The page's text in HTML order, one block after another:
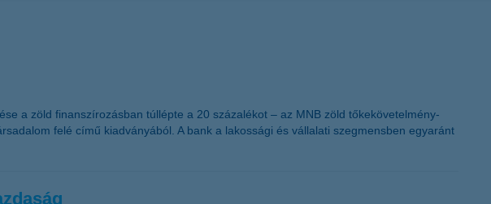
K&H e-kártyafelület
a zöld finanszírozásban túllépte a 20 százalékot – az MNB zöld tőkekövetelmény-
felé című kiadványából. A bank a lakossági és vállalati szegmensben egyaránt